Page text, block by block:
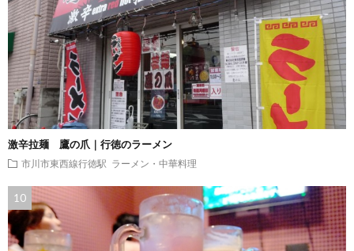
激辛拉麺 鷹の爪｜行徳のラーメン
市川市東西線行徳駅 ラーメン・中華料理